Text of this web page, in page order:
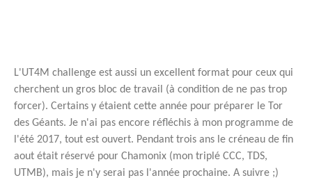
L'UT4M challenge est aussi un excellent format pour ceux qui
cherchent un gros bloc de travail (à condition de ne pas trop
forcer). Certains y étaient cette année pour préparer le Tor
des Géants. Je n'ai pas encore réfléchis à mon programme de
l'été 2017, tout est ouvert. Pendant trois ans le créneau de fin
aout était réservé pour Chamonix (mon triplé CCC, TDS,
UTMB), mais je n'y serai pas l'année prochaine. A suivre ;)